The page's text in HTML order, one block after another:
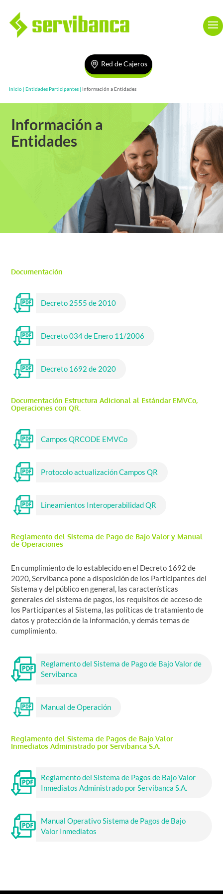
Red de Cajeros
Inicio | Entidades Participantes | Información a Entidades
Información a
Entidades
Documentación
Decreto 2555 de 2010
Decreto 034 de Enero 11/2006
Decreto 1692 de 2020
Documentación Estructura Adicional al Estándar EMVCo,
Operaciones con QR.
Campos QRCODE EMVCo
Protocolo actualización Campos QR
Lineamientos Interoperabilidad QR
Reglamento del Sistema de Pago de Bajo Valor y Manual
de Operaciones
En cumplimiento de lo establecido en el Decreto 1692 de
2020, Servibanca pone a disposición de los Participantes del
Sistema y del público en general, las características
generales del sistema de pagos, los requisitos de acceso de
los Participantes al Sistema, las políticas de tratamiento de
datos y protección de la información, y demás temas de
cumplimiento.
Reglamento del Sistema de Pago de Bajo Valor de
Servibanca
Manual de Operación
Reglamento del Sistema de Pagos de Bajo Valor
Inmediatos Administrado por Servibanca S.A.
Reglamento del Sistema de Pagos de Bajo Valor
Inmediatos Administrado por Servibanca S.A.
Manual Operativo Sistema de Pagos de Bajo
Valor Inmediatos